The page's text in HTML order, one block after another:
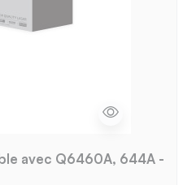
avec Q6460A, 644A -